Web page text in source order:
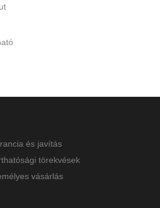
és javítás
törekvések
vásárlás